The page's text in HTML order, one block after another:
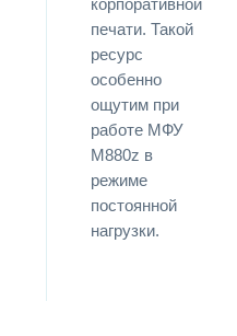
корпоративной
печати. Такой
ресурс
особенно
ощутим при
работе МФУ
M880z в
режиме
постоянной
нагрузки.